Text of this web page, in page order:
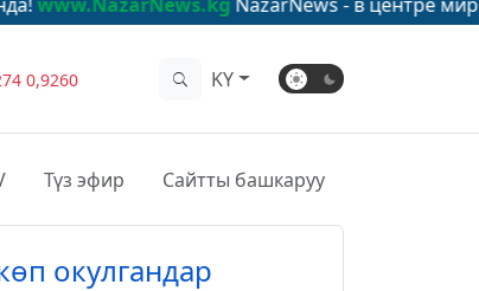
0,9260 KY
Түз эфир Сайтты башкаруу
окулгандар